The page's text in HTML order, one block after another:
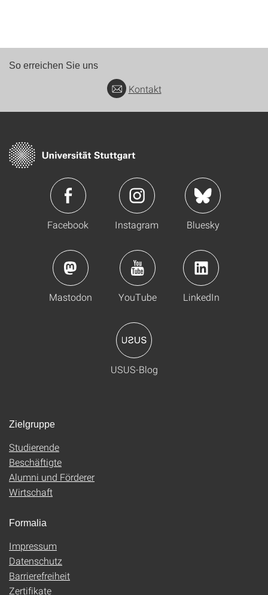
So erreichen Sie uns
Kontakt
Facebook Instagram Bluesky
Mastodon YouTube LinkedIn
USUS-Blog
Zielgruppe
Studierende
Beschäftigte
Alumni und Förderer
Wirtschaft
Formalia
Impressum
Datenschutz
Barrierefreiheit
Zertifikate